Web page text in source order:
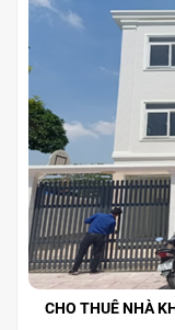
CHO THUÊ NHÀ